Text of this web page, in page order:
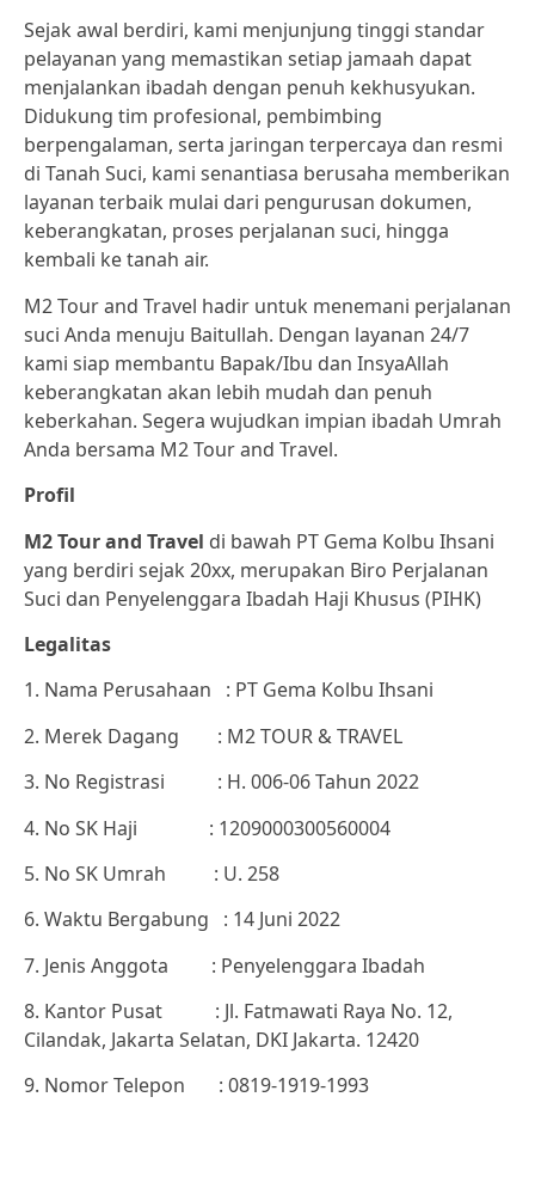
Sejak awal berdiri, kami menjunjung tinggi standar
pelayanan yang memastikan setiap jamaah dapat
menjalankan ibadah dengan penuh kekhusyukan.
Didukung tim profesional, pembimbing
berpengalaman, serta jaringan terpercaya dan resmi
di Tanah Suci, kami senantiasa berusaha memberikan
layanan terbaik mulai dari pengurusan dokumen,
keberangkatan, proses perjalanan suci, hingga
kembali ke tanah air.
M2 Tour and Travel hadir untuk menemani perjalanan
suci Anda menuju Baitullah. Dengan layanan 24/7
kami siap membantu Bapak/Ibu dan InsyaAllah
keberangkatan akan lebih mudah dan penuh
keberkahan. Segera wujudkan impian ibadah Umrah
Anda bersama M2 Tour and Travel.
Profil
M2 Tour and Travel di bawah PT Gema Kolbu Ihsani
yang berdiri sejak 20xx, merupakan Biro Perjalanan
Suci dan Penyelenggara Ibadah Haji Khusus (PIHK)
Legalitas
1. Nama Perusahaan : PT Gema Kolbu Ihsani
2. Merek Dagang : M2 TOUR & TRAVEL
3. No Registrasi : H. 006-06 Tahun 2022
4. No SK Haji : 1209000300560004
5. No SK Umrah : U. 258
6. Waktu Bergabung : 14 Juni 2022
7. Jenis Anggota : Penyelenggara Ibadah
8. Kantor Pusat : Jl. Fatmawati Raya No. 12,
Cilandak, Jakarta Selatan, DKI Jakarta. 12420
9. Nomor Telepon : 0819-1919-1993